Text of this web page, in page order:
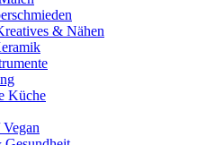
& Nähen
Küche